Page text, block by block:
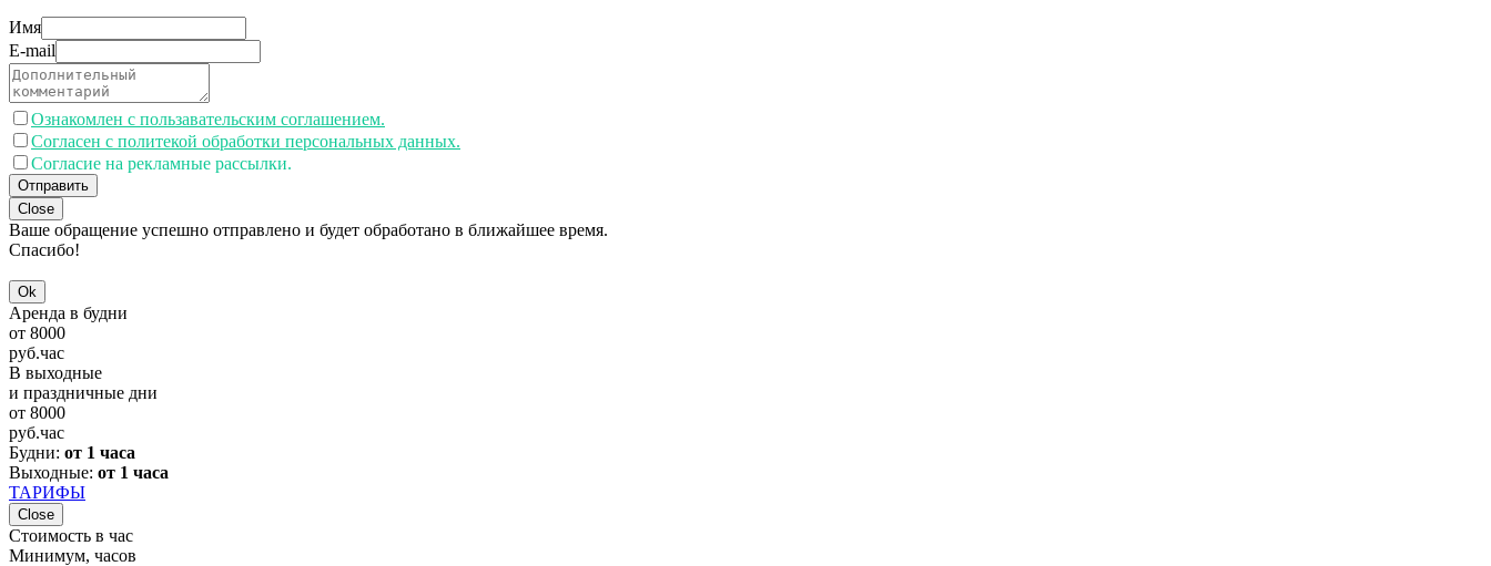
Имя
E-mail
Ознакомлен с пользавательским соглашением.
Согласен с политекой обработки персональных данных.
Согласие на рекламные рассылки.
Отправить
Close
Ваше обращение успешно отправлено и будет обработано в ближайшее время.
Спасибо!
Ok
Аренда в будни
от 8000
руб.час
В выходные
и праздничные дни
от 8000
руб.час
Будни: от 1 часа
Выходные: от 1 часа
ТАРИФЫ
Close
Стоимость в час
Минимум, часов